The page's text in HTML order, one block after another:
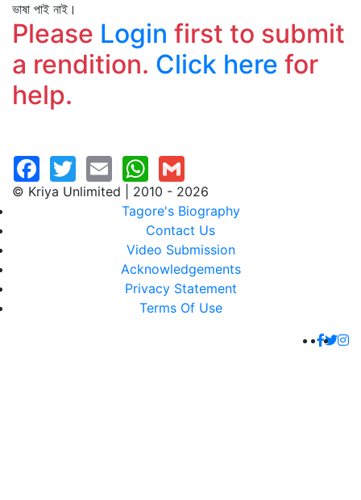
ভাষা পাই নাই।
Please Login first to submit
a rendition. Click here for
help.
© Kriya Unlimited | 2010 - 2026
Tagore's Biography
Contact Us
Video Submission
Acknowledgements
Privacy Statement
Terms Of Use